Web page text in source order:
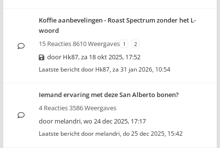
Koffie aanbevelingen - Roast Spectrum zonder het L-
woord
15 Reacties 8610 Weergaves 1 2
door Hk87,za 18 okt 2025, 17:52
Laatste bericht door Hk87, za 31 jan 2026, 10:54
Iemand ervaring met deze San Alberto bonen?
4 Reacties 3586 Weergaves
door melandri,wo 24 dec 2025, 17:17
Laatste bericht door melandri, do 25 dec 2025, 15:42